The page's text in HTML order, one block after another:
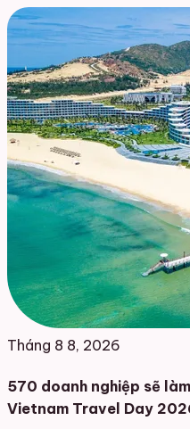
Tháng 8 8, 2026
570 doanh nghiệp sẽ
Vietnam Travel Day